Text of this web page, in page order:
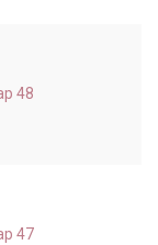
48
47